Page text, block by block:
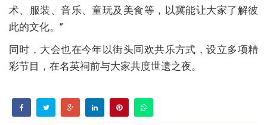
术、服装、音乐、童玩及美食等，以冀能让大家了解彼
此的文化。”
同时，大会也在今年以街头同欢共乐方式，设立多项精
彩节目，在名英祠前与大家共度世遗之夜。